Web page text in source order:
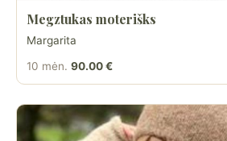
Megztukas moterišks
Margarita
10 mėn. 90.00 €